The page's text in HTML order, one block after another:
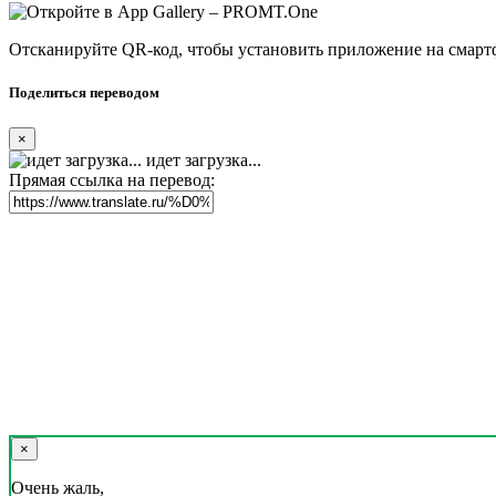
Отсканируйте QR-код, чтобы установить приложение на
Поделиться переводом
×
идет загрузка...
Прямая ссылка на перевод:
×
Очень жаль,